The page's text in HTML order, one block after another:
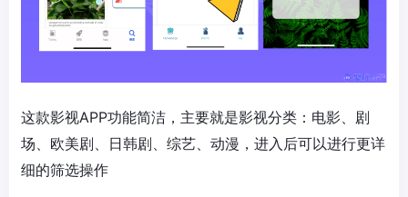
这款影视APP功能简洁，主要就是影视分类：电影、剧
场、欧美剧、日韩剧、综艺、动漫，进入后可以进行更详
细的筛选操作